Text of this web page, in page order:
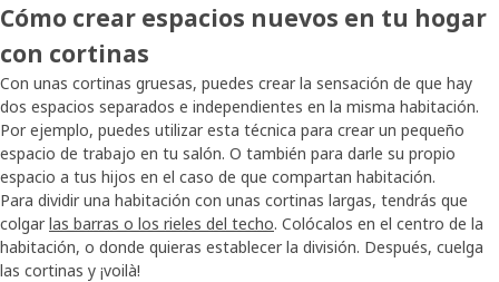
Cómo crear espacios nuevos en tu hogar
con cortinas
Con unas cortinas gruesas, puedes crear la sensación de que hay
dos espacios separados e independientes en la misma habitación.
Por ejemplo, puedes utilizar esta técnica para crear un pequeño
espacio de trabajo en tu salón. O también para darle su propio
espacio a tus hijos en el caso de que compartan habitación.
Para dividir una habitación con unas cortinas largas, tendrás que
colgar las barras o los rieles del techo. Colócalos en el centro de la
habitación, o donde quieras establecer la división. Después, cuelga
las cortinas y ¡voilà!